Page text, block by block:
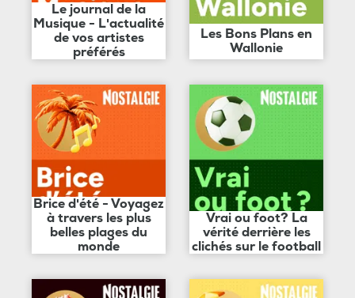
Le journal de la
Musique - L'actualité
de vos artistes
préférés
Les Bons Plans en
Wallonie
Brice d'été - Voyagez
à travers les plus
belles plages du
monde
Vrai ou foot? La
vérité derrière les
clichés sur le football